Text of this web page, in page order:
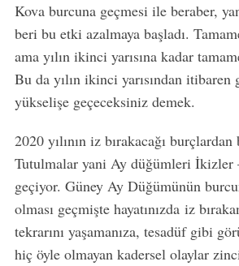
Kova burcuna geçmesi ile beraber,
beri bu etki azalmaya başladı.
ama yılın ikinci yarısına kadar
Bu da yılın ikinci yarısından itibaren
yükselişe geçeceksiniz demek.
2020 yılının iz bırakacağı
Tutulmalar yani Ay düğümleri İkizler
geçiyor. Güney Ay Düğümünün
olması geçmişte hayatınızda iz
tekrarını yaşamanıza, tesadüf gibi
hiç öyle olmayan kadersel olaylar